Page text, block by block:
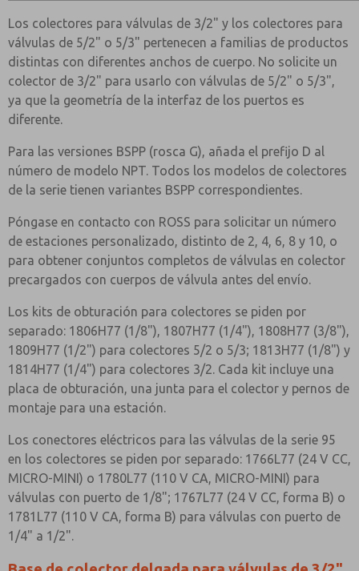
Los colectores para válvulas de 3/2" y los colectores para
válvulas de 5/2" o 5/3" pertenecen a familias de productos
distintas con diferentes anchos de cuerpo. No solicite un
colector de 3/2" para usarlo con válvulas de 5/2" o 5/3",
ya que la geometría de la interfaz de los puertos es
diferente.
Para las versiones BSPP (rosca G), añada el prefijo D al
número de modelo NPT. Todos los modelos de colectores
de la serie tienen variantes BSPP correspondientes.
Póngase en contacto con ROSS para solicitar un número
de estaciones personalizado, distinto de 2, 4, 6, 8 y 10, o
para obtener conjuntos completos de válvulas en colector
precargados con cuerpos de válvula antes del envío.
Los kits de obturación para colectores se piden por
separado: 1806H77 (1/8"), 1807H77 (1/4"), 1808H77 (3/8"),
1809H77 (1/2") para colectores 5/2 o 5/3; 1813H77 (1/8") y
1814H77 (1/4") para colectores 3/2. Cada kit incluye una
placa de obturación, una junta para el colector y pernos de
montaje para una estación.
Los conectores eléctricos para las válvulas de la serie 95
en los colectores se piden por separado: 1766L77 (24 V CC,
MICRO-MINI) o 1780L77 (110 V CA, MICRO-MINI) para
válvulas con puerto de 1/8"; 1767L77 (24 V CC, forma B) o
1781L77 (110 V CA, forma B) para válvulas con puerto de
1/4" a 1/2".